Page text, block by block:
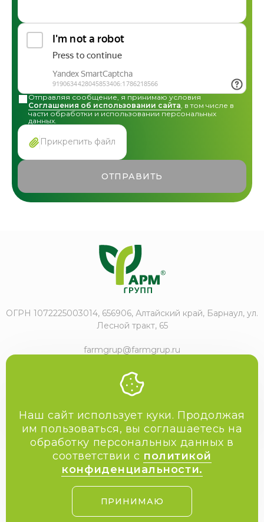
Отправляя сообщение, я принимаю условия
Соглашения об использовании сайта , в том числе в
части обработки и использовании персональных
данных.
Прикрепить файл
ОТПРАВИТЬ
Наш сайт использует куки. Продолжая
им пользоваться, вы соглашаетесь на
обработку персональных данных в
соответствии с политикой
конфиденциальности.
ПРИНИМАЮ
ОГРН 1072225003014, 656906, Алтайский край, Барнаул, ул.
Лесной тракт, 65
farmgrup@farmgrup.ru
+7 (3852) 57-77-47
2009-2026 Фармгрупп
Политика конфиденциальности
Пользовательское соглашение
Скачать каталог